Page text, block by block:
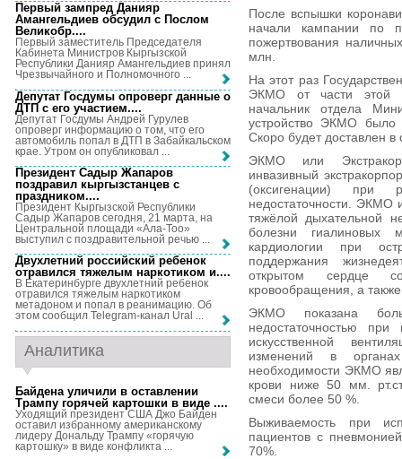
После вспышки
начали кампании по
пожертвования
млн.
На этот раз
ЭКМО от части этой
начальник отдела
устройство ЭКМО было
Скоро будет доставлен в
ЭКМО или
инвазивный
(оксигенации) при
недостаточности. ЭКМО
тяжёлой дыхательной
болезни
кардиологии при
поддержания
открытом сердце
кровообращения, а
ЭКМО показана
недостаточностью
искусственной
изменений в
необходимости ЭКМО
крови ниже 50 мм.
смеси более 50 %.
Выживаемость при
пациентов с
70%.
Первый зампред Данияр
Амангельдиев обсудил с Послом
Великобр....
Первый заместитель Председателя
Кабинета Министров Кыргызской
Республики Данияр Амангельдиев принял
Чрезвычайного и Полномочного ...
Депутат Госдумы опроверг данные о
ДТП с его участием....
Депутат Госдумы Андрей Гурулев
опроверг информацию о том, что его
автомобиль попал в ДТП в Забайкальском
крае. Утром он опубликовал ...
Президент Садыр Жапаров
поздравил кыргызстанцев с
праздником....
Президент Кыргызской Республики
Садыр Жапаров сегодня, 21 марта, на
Центральной площади «Ала-Тоо»
выступил с поздравительной речью ...
Двухлетний российский ребенок
отравился тяжелым наркотиком и....
В Екатеринбурге двухлетний ребенок
отравился тяжелым наркотиком
метадоном и попал в реанимацию. Об
этом сообщил Telegram-канал Ural ...
Аналитика
Байдена уличили в оставлении
Трампу горячей картошки в виде ....
Уходящий президент США Джо Байден
оставил избранному американскому
лидеру Дональду Трампу «горячую
картошку» в виде конфликта ...